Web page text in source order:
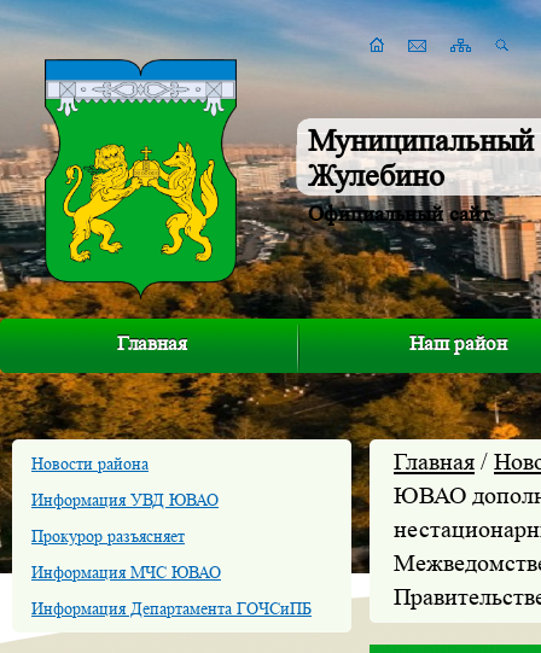
Муниципальный
Жулебино
Официальный сайт
Главная Наш район
Новости района
Информация УВД ЮВАО
Прокурор разъясняет
Информация МЧС ЮВАО
Информация Департамента ГОЧСиПБ
Главная /
ЮВАО